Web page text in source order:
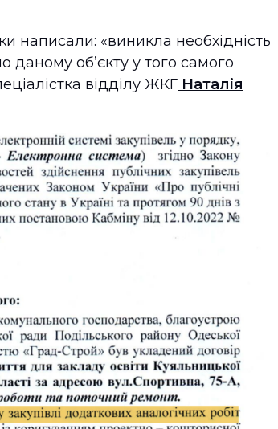
написали: «виникла необхідність
даному обʼєкту у того самого
відділу ЖКГ Наталія